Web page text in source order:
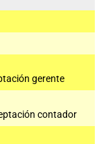
gerente
contador